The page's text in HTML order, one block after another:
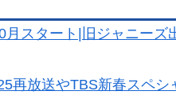
スタート|旧ジャニーズ
再放送やTBS新春スペシ